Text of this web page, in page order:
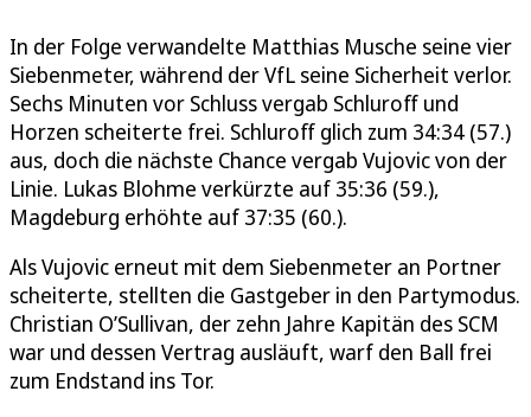
In der Folge verwandelte Matthias Musche seine vier
Siebenmeter, während der VfL seine Sicherheit verlor.
Sechs Minuten vor Schluss vergab Schluroff und
Horzen scheiterte frei. Schluroff glich zum 34:34 (57.)
aus, doch die nächste Chance vergab Vujovic von der
Linie. Lukas Blohme verkürzte auf 35:36 (59.),
Magdeburg erhöhte auf 37:35 (60.).
Als Vujovic erneut mit dem Siebenmeter an Portner
scheiterte, stellten die Gastgeber in den Partymodus.
Christian O’Sullivan, der zehn Jahre Kapitän des SCM
war und dessen Vertrag ausläuft, warf den Ball frei
zum Endstand ins Tor.